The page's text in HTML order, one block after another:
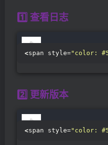
1️⃣ 查看日志
<span style="color:
2️⃣ 更新版本
<span style="color: